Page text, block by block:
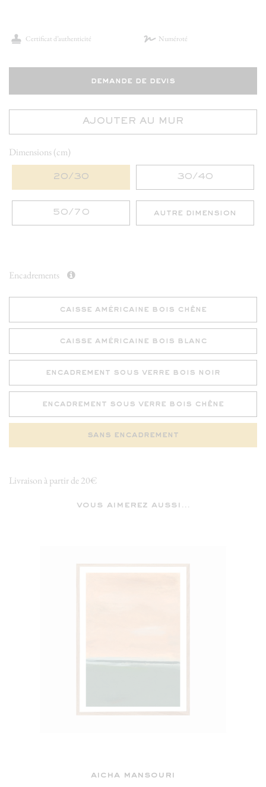
Certificat d’authenticité Numéroté
demande de devis
AJOUTER AU MUR
Dimensions (cm)
20/30 30/40
50/70 autre dimension
Encadrements
caisse américaine bois chêne
caisse américaine bois blanc
encadrement sous verre bois noir
encadrement sous verre bois chêne
sans encadrement
Livraison à partir de 20€
vous aimerez aussi...
aicha mansouri